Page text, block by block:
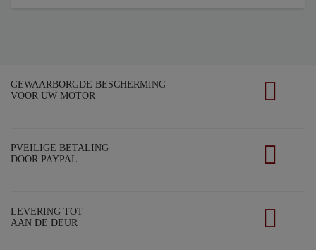
GEWAARBORGDE BESCHERMING
VOOR UW MOTOR
PVEILIGE BETALING
DOOR PAYPAL
LEVERING TOT
AAN DE DEUR